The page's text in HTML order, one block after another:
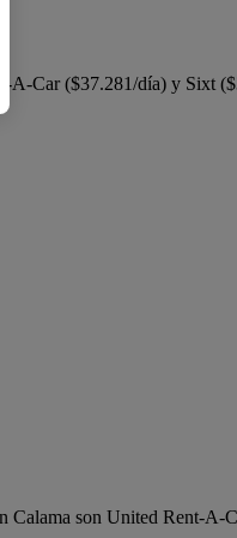
A-Car ($37.281/día) y Sixt
Calama son United Rent-A-